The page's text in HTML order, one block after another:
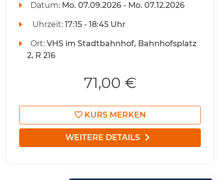
Datum: Mo. 07.09.2026 - Mo. 07.12.2026
Uhrzeit:17:15 - 18:45 Uhr
Ort:VHS im Stadtbahnhof, Bahnhofsplatz
2, R 216
71,00 €
KURS MERKEN
WEITERE DETAILS